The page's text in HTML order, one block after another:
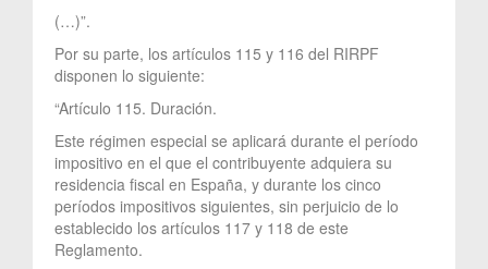
(…)”.
Por su parte, los artículos 115 y 116 del RIRPF
disponen lo siguiente:
“Artículo 115. Duración.
Este régimen especial se aplicará durante el período
impositivo en el que el contribuyente adquiera su
residencia fiscal en España, y durante los cinco
períodos impositivos siguientes, sin perjuicio de lo
establecido los artículos 117 y 118 de este
Reglamento.